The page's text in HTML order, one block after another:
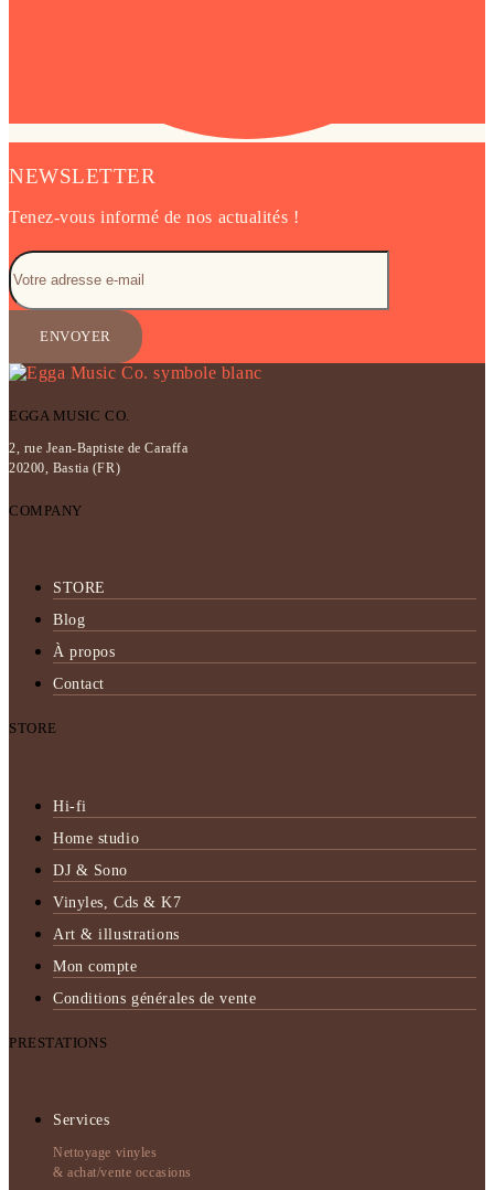
NEWSLETTER
Tenez-vous informé de nos actualités !
EGGA MUSIC CO.
2, rue Jean-Baptiste de Caraffa
20200, Bastia (FR)
COMPANY
STORE
Blog
À propos
Contact
STORE
Hi-fi
Home studio
DJ & Sono
Vinyles, Cds & K7
Art & illustrations
Mon compte
Conditions générales de vente
PRESTATIONS
Services
Nettoyage vinyles
& achat/vente occasions